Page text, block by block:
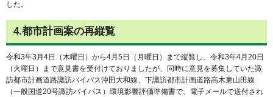
した。
4.都市計画案の再縦覧
令和3年3月4日（木曜日）から4月5日（月曜日）まで縦覧し、令和3年4月20日
（火曜日）まで意見書を受付けておりましたが、同時に意見を募集していた諏
訪都市計画道路諏訪バイパス沖田大和線、下諏訪都市計画道路高木東山田線
（一般国道20号諏訪バイパス）環境影響評価準備書で、電子メールで送付され